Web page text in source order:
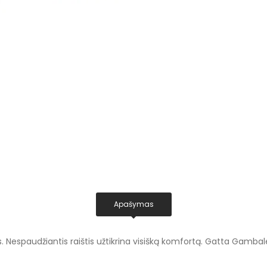
Apašymas
raištis užtikrina visišką komfortą. Gatta